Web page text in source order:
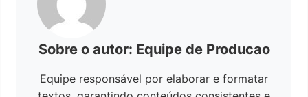
Sobre o autor: Equipe de Producao
Equipe responsável por elaborar e formatar